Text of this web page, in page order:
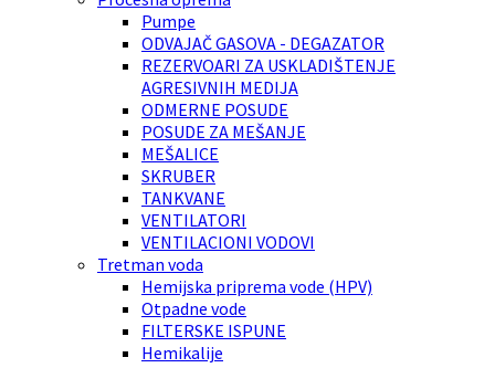
Pumpe
ODVAJAČ GASOVA - DEGAZATOR
REZERVOARI ZA USKLADIŠTENJE
AGRESIVNIH MEDIJA
ODMERNE POSUDE
POSUDE ZA MEŠANJE
MEŠALICE
SKRUBER
TANKVANE
VENTILATORI
VENTILACIONI VODOVI
Tretman voda
Hemijska priprema vode (HPV)
Otpadne vode
FILTERSKE ISPUNE
Hemikalije